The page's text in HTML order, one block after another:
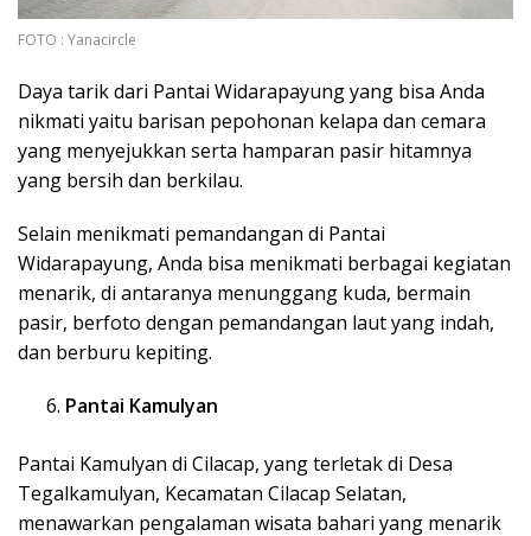
FOTO : Yanacircle
Daya tarik dari Pantai Widarapayung yang bisa Anda
nikmati yaitu barisan pepohonan kelapa dan cemara
yang menyejukkan serta hamparan pasir hitamnya
yang bersih dan berkilau.
Selain menikmati pemandangan di Pantai
Widarapayung, Anda bisa menikmati berbagai kegiatan
menarik, di antaranya menunggang kuda, bermain
pasir, berfoto dengan pemandangan laut yang indah,
dan berburu kepiting.
Pantai Kamulyan
Pantai Kamulyan di Cilacap, yang terletak di Desa
Tegalkamulyan, Kecamatan Cilacap Selatan,
menawarkan pengalaman wisata bahari yang menarik